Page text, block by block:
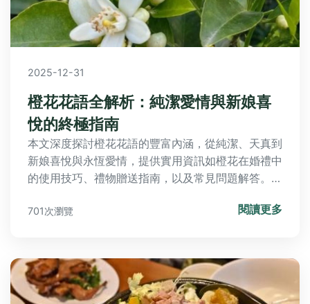
2025-12-31
橙花花語全解析：純潔愛情與新娘喜
悅的終極指南
本文深度探討橙花花語的豐富內涵，從純潔、天真到
新娘喜悅與永恆愛情，提供實用資訊如橙花在婚禮中
的使用技巧、禮物贈送指南，以及常見問題解答。無
在這裡找到完整解答。內容超過3000字，結合個人
701次瀏覽 閱讀更多